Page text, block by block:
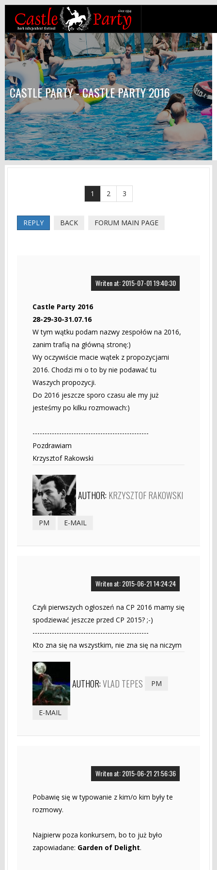
CASTLE PARTY - CASTLE PARTY 2016
1 2 3
REPLY BACK FORUM MAIN PAGE
Writen at: 2015-07-01 19:40:30
Castle Party 2016
28-29-30-31.07.16
W tym wątku podam nazwy zespołów na 2016,
zanim trafią na główną stronę:)
Wy oczywiście macie wątek z propozycjami
2016. Chodzi mi o to by nie podawać tu
Waszych propozycji.
Do 2016 jeszcze sporo czasu ale my już
jesteśmy po kilku rozmowach:)
------------------------------------------------
Pozdrawiam
Krzysztof Rakowski
AUTHOR: KRZYSZTOF RAKOWSKI
PM E-MAIL
Writen at: 2015-06-21 14:24:24
Czyli pierwszych ogłoszeń na CP 2016 mamy się
spodziewać jeszcze przed CP 2015? ;-)
------------------------------------------------
Kto zna się na wszystkim, nie zna się na niczym
AUTHOR:VLAD TEPES PM
E-MAIL
Writen at: 2015-06-21 21:56:36
Pobawię się w typowanie z kim/o kim były te
rozmowy.
Najpierw poza konkursem, bo to już było
zapowiadane: Garden of Delight.